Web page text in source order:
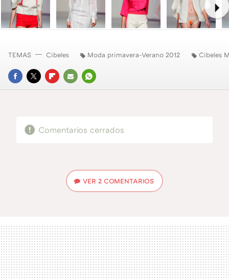
FACEBOOK
TWITTERFLIPBOARD
E-
WHATSAPP
TEMAS Cibeles Moda primavera-Verano 2012 Cibeles
Comentarios cerrados
VER2 COMENTARIOS